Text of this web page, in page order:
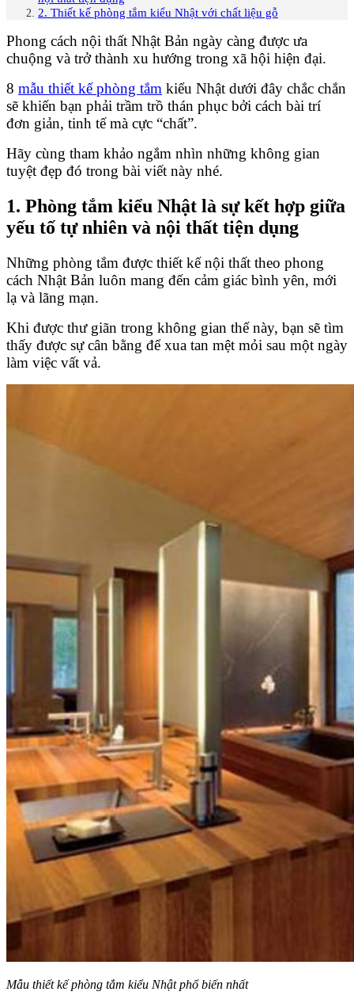
2. Thiết kế phòng tắm kiểu Nhật với chất liệu gỗ
Phong cách nội thất Nhật Bản ngày càng được ưa
chuộng và trở thành xu hướng trong xã hội hiện đại.
8 mẫu thiết kế phòng tắm kiểu Nhật dưới đây chắc chắn
sẽ khiến bạn phải trầm trồ thán phục bởi cách bài trí
đơn giản, tinh tế mà cực “chất”.
Hãy cùng tham khảo ngắm nhìn những không gian
tuyệt đẹp đó trong bài viết này nhé.
1. Phòng tắm kiểu Nhật là sự kết hợp giữa
yếu tố tự nhiên và nội thất tiện dụng
Những phòng tắm được thiết kế nội thất theo phong
cách Nhật Bản luôn mang đến cảm giác bình yên, mới
lạ và lãng mạn.
Khi được thư giãn trong không gian thế này, bạn sẽ tìm
thấy được sự cân bằng để xua tan mệt mỏi sau một ngày
làm việc vất vả.
Mẫu thiết kế phòng tắm kiểu Nhật phổ biến nhất